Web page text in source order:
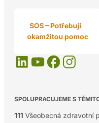
SOS – Potřebuji
okamžitou pomoc
SPOLUPRACUJEME S
111 Všeobecná zdravotní